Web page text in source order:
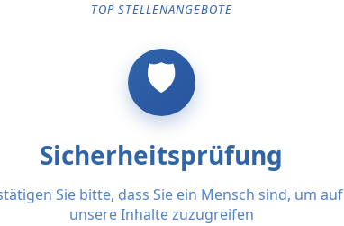
TOP STELLENANGEBOTE
Sicherheitsprüfung
Sie bitte, dass Sie ein Mensch sind, um auf
unsere Inhalte zuzugreifen